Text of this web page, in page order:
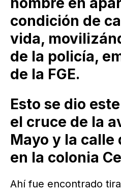
condición de
vida,
de la policía,
de la FGE.
Esto se dio
el cruce de la
Mayo y la calle
en la colonia
Ahí fue encontrado